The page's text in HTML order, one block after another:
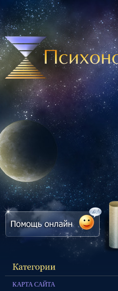
КАРТА САЙТА